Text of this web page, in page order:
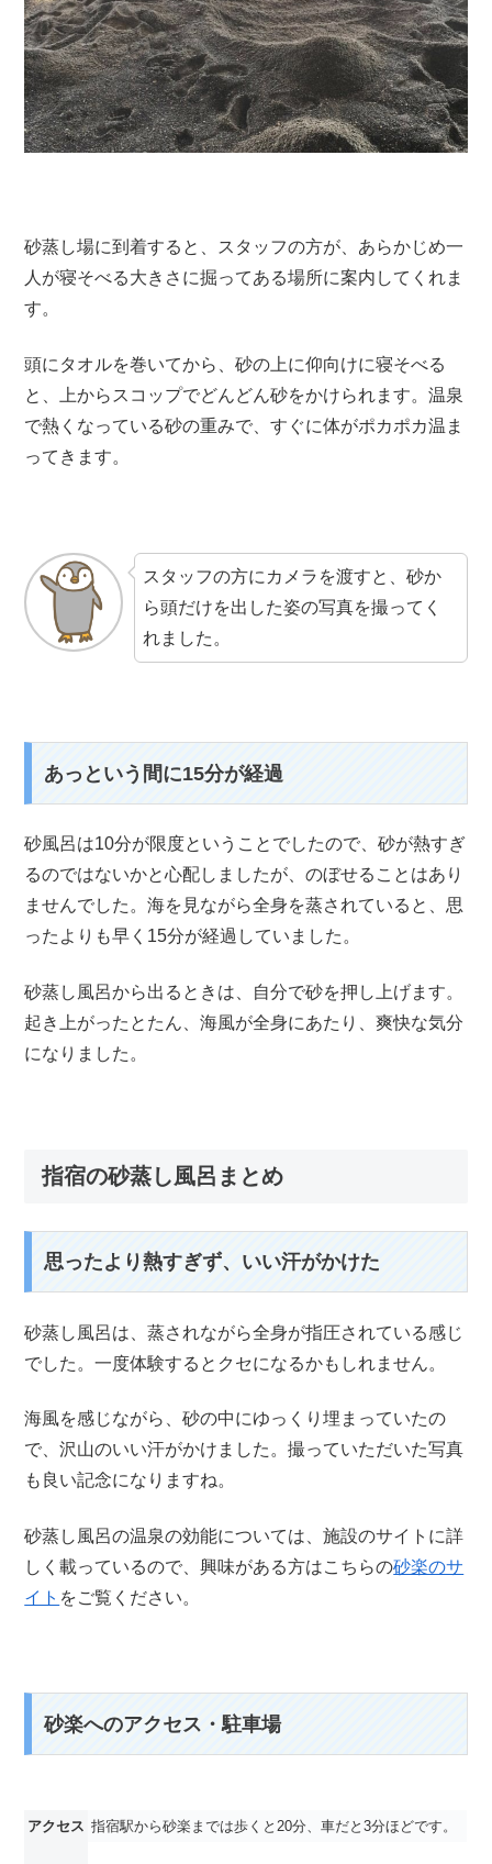
砂蒸し場に到着すると、スタッフの方が、あらかじめ一
人が寝そべる大きさに掘ってある場所に案内してくれま
す。
頭にタオルを巻いてから、砂の上に仰向けに寝そべる
と、上からスコップでどんどん砂をかけられます。温泉
で熱くなっている砂の重みで、すぐに体がポカポカ温ま
ってきます。
スタッフの方にカメラを渡すと、砂か
ら頭だけを出した姿の写真を撮ってく
れました。
あっという間に15分が経過
砂風呂は10分が限度ということでしたので、砂が熱すぎ
るのではないかと心配しましたが、のぼせることはあり
ませんでした。海を見ながら全身を蒸されていると、思
ったよりも早く15分が経過していました。
砂蒸し風呂から出るときは、自分で砂を押し上げます。
起き上がったとたん、海風が全身にあたり、爽快な気分
になりました。
指宿の砂蒸し風呂まとめ
思ったより熱すぎず、いい汗がかけた
砂蒸し風呂は、蒸されながら全身が指圧されている感じ
でした。一度体験するとクセになるかもしれません。
海風を感じながら、砂の中にゆっくり埋まっていたの
で、沢山のいい汗がかけました。撮っていただいた写真
も良い記念になりますね。
砂蒸し風呂の温泉の効能については、施設のサイトに詳
しく載っているので、興味がある方はこちらの砂楽のサ
イト をご覧ください。
砂楽へのアクセス・駐車場
アクセス 指宿駅から砂楽までは歩くと20分、車だと3分ほどです。